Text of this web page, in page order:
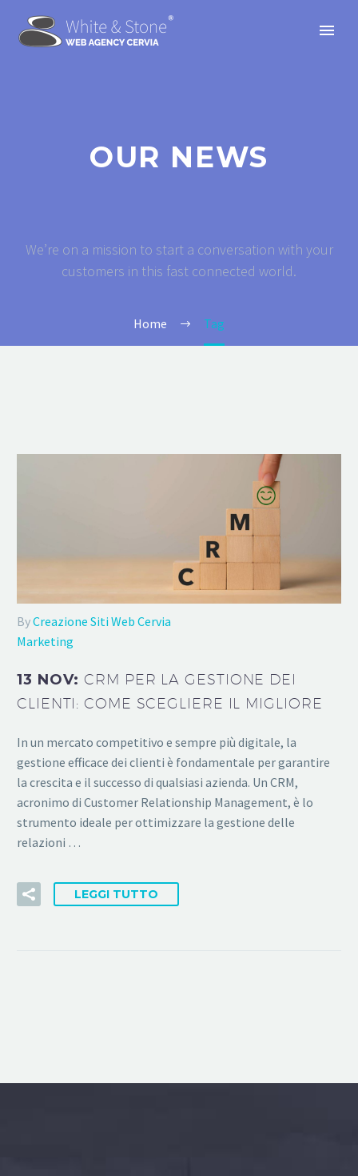
OUR NEWS
We’re on a mission to start a conversation with your
customers in this fast connected world.
Home Tag
ByCreazione Siti Web Cervia
Marketing
13 NOV:CRM PER LA GESTIONE DEI
CLIENTI: COME SCEGLIERE IL MIGLIORE
In un mercato competitivo e sempre più digitale, la
gestione efficace dei clienti è fondamentale per garantire
la crescita e il successo di qualsiasi azienda. Un CRM,
acronimo di Customer Relationship Management, è lo
strumento ideale per ottimizzare la gestione delle
relazioni …
LEGGI TUTTO